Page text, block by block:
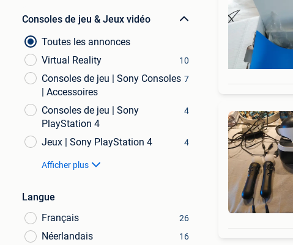
Consoles de jeu & Jeux vidéo
Toutes les annonces
Virtual Reality
10
Consoles de jeu | Sony Consoles
| Accessoires
7
Consoles de jeu | Sony
PlayStation 4
4
Jeux | Sony PlayStation 4 4
Afficher plus
Langue
Français
26
Néerlandais 16